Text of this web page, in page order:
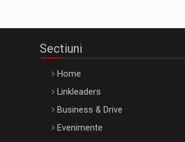
Sectiuni
Home
Linkleaders
Business & Drive
Evenimente